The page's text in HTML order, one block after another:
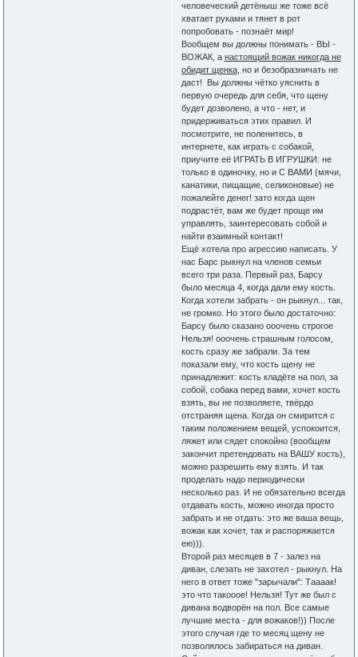
человеческий детёныш же тоже всё
хватает руками и тянет в рот
попробовать - познаёт мир!
Вообщем вы должны понимать - ВЫ -
ВОЖАК, а настоящий вожак никогда не
обидит щенка, но и безобразничать не
даст! Вы должны чётко уяснить в
первую очередь для себя, что щену
будет дозволено, а что - нет, и
придерживаться этих правил. И
посмотрите, не поленитесь, в
интернете, как играть с собакой,
приучите её ИГРАТЬ В ИГРУШКИ: не
только в одиночку, но и С ВАМИ (мячи,
канатики, пищащие, селиконовые) не
пожалейте денег! зато когда щен
подрастёт, вам же будет проще им
управлять, заинтересовать собой и
найти взаимный контакт!
Ещё хотела про агрессию написать. У
нас Барс рыкнул на членов семьи
всего три раза. Первый раз, Барсу
было месяца 4, когда дали ему кость.
Когда хотели забрать - он рыкнул... так,
не громко. Но этого было достаточно:
Барсу было сказано ооочень строгое
Нельзя! ооочень страшным голосом,
кость сразу же забрали. За тем
показали ему, что кость щену не
принадлежит: кость кладёте на пол, за
собой, собака перед вами, хочет кость
взять, вы не позволяете, твёрдо
отстраняя щена. Когда он смирится с
таким положением вещей, успокоится,
ляжет или сядет спокойно (вообщем
закончит претендовать на ВАШУ кость),
можно разрешить ему взять. И так
проделать надо периодически
несколько раз. И не обязательно всегда
отдавать кость, можно иногда просто
забрать и не отдать: это же ваша вещь,
вожак как хочет, так и распоряжается
ею))).
Второй раз месяцев в 7 - залез на
диван, слезать не захотел - рыкнул. На
него в ответ тоже "зарычали": Таааак!
это что такооое! Нельзя! Тут же был с
дивана водворён на пол. Все самые
лучшие места - для вожаков!)) После
этого случая где то месяц щену не
позволялось забираться на диван.